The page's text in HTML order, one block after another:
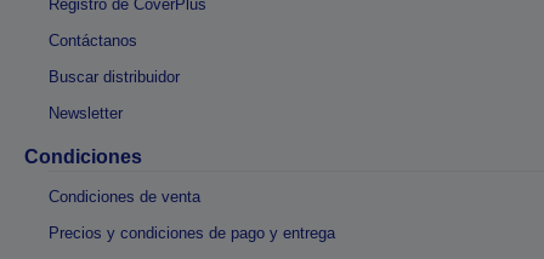
Registro de CoverPlus
Contáctanos
Buscar distribuidor
Newsletter
Condiciones
Condiciones de venta
Precios y condiciones de pago y entrega